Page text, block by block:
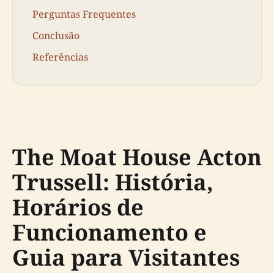
Perguntas Frequentes
Conclusão
Referências
The Moat House Acton
Trussell: História,
Horários de
Funcionamento e
Guia para Visitantes